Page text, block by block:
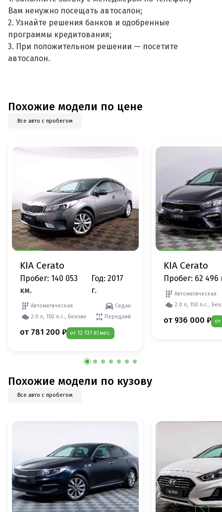
Вам ненужно посещать автосалон;
2. Узнайте решения банков и одобренные
программы кредитования;
3. При положительном решении — посетите
автосалон.
Похожие модели по цене
Все авто с пробегом
KIA Cerato
Пробег: 140 053
км.
Год: 2017
г.
Автоматическая
Седан
2.0 л, 150 л.с., Бензин
Передний
от 781 200 ₽ от 12 137 ₽/мес.
KIA Cerato
Пробег: 62 496
Автоматическая
2.0 л, 150 л.с.,
от 936 000 ₽
Похожие модели по кузову
Все авто с пробегом